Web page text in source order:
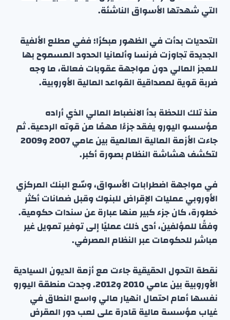
التي شهدتها الأسواق الناشئة.
التحديات بدأت في الظهور مبكرًا؛ ففي مطلع الألفية
الجديدة تجاوزت فرنسا وألمانيا الحدود المسموح بها
للعجز المالي دون مواجهة عقوبات فعالة، ما وجه
ضربة قوية لمصداقية القواعد المالية الأوروبية.
منذ تلك اللحظة بدأ الانضباط المالي الذي أراده
مؤسسو اليورو يفقد جزءًا مهمًا من قوته الردعية. ثم
جاءت الأزمة المالية العالمية بين عامي 2007 و2009
لتكشف هشاشة النظام بصورة أكبر.
في مواجهة اضطرابات الأسواق، وسّع البنك المركزي
الأوروبي عمليات الإقراض للبنوك وقبل ضمانات أكثر
خطورة، كان جزء كبير منها عبارة عن سندات حكومية.
وفقًا للمؤلفين، أدى ذلك عمليًا إلى توفير تمويل غير
مباشر للحكومات عبر النظام المصرفي.
نقطة التحول الحقيقية جاءت مع أزمة الديون السيادية
الأوروبية بين عامي 2010 و2012. وجدت منطقة اليورو
نفسها أمام احتمال انهيار مالي واسع النطاق في
غياب مؤسسة مالية قادرة على لعب دور المقرض